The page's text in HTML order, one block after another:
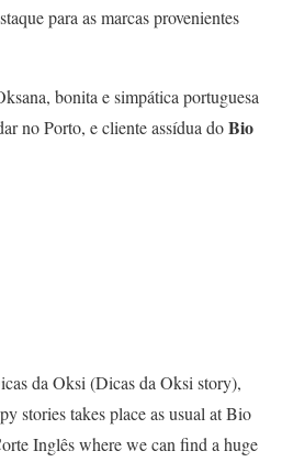
para as marcas provenientes
bonita e simpática portuguesa
no Porto, e cliente assídua doBio
da Oksi (Dicas da Oksi story),
stories takes place as usual at Bio
Inglês where we can find a huge